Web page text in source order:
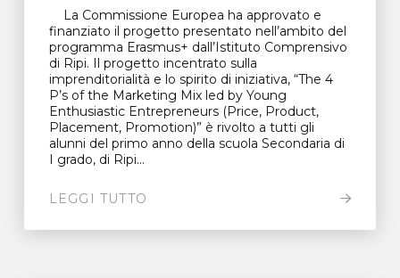
La Commissione Europea ha approvato e
finanziato il progetto presentato nell’ambito del
programma Erasmus+ dall’Istituto Comprensivo
di Ripi. Il progetto incentrato sulla
imprenditorialità e lo spirito di iniziativa, “The 4
P’s of the Marketing Mix led by Young
Enthusiastic Entrepreneurs (Price, Product,
Placement, Promotion)” è rivolto a tutti gli
alunni del primo anno della scuola Secondaria di
I grado, di Ripi...
LEGGI TUTTO